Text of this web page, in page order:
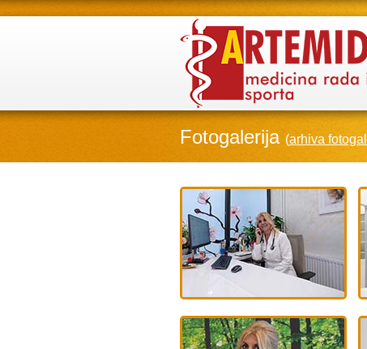
Fotogalerija (arhiva